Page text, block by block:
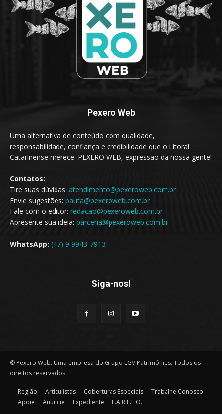
Pexero Web
Uma alternativa de conteúdo com qualidade,
responsabilidade, confiança e credibilidade que o Litoral
Catarinense merece. PEXERO WEB, expressão da nossa gente!
Contatos:
Tire suas dúvidas: atendimento@pexeroweb.com.br
Envie sugestões: pauta@pexeroweb.com.br
Fale com o editor: redacao@pexeroweb.com.br
Apresente sua ideia: parceria@pexeroweb.com.br
WhatsApp: (47) 9 9943-7913
Siga-nos!
© Pexero Web. Uma empresa do Grupo LGV Patrimônios. Todos os
direitos reservados.
Região Articulistas Coberturas Especiais
Trabalhe Conosco
Apoie
Anuncie Expediente F.A.R.E.L.O.